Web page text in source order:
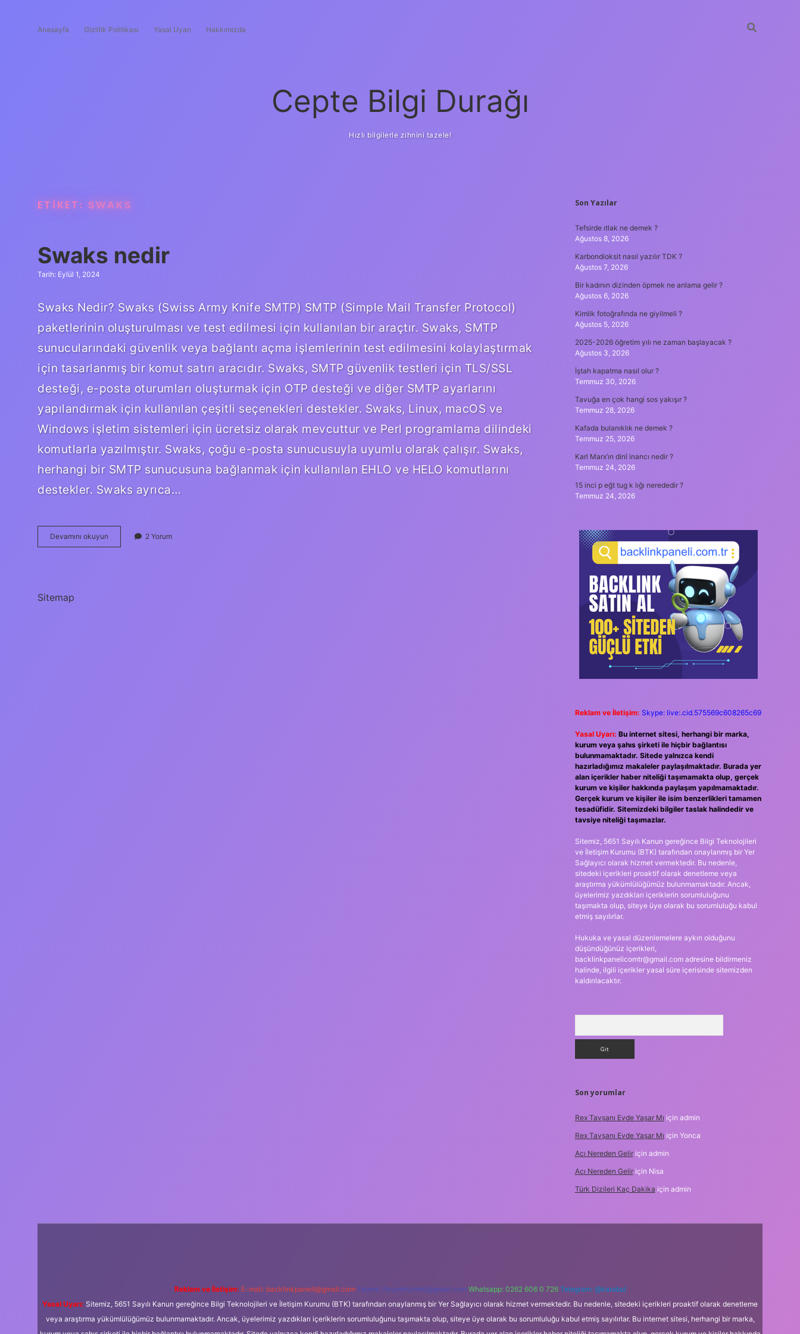
Anasayfa Gizlilik Politikası Yasal Uyarı Hakkımızda
Cepte Bilgi Durağı
Hızlı bilgilerle zihnini tazele!
ETIKET: SWAKS
Swaks nedir
Tarih: Eylül 1, 2024
Swaks Nedir? Swaks (Swiss Army Knife SMTP) SMTP (Simple Mail Transfer Protocol)
paketlerinin oluşturulması ve test edilmesi için kullanılan bir araçtır. Swaks, SMTP
sunucularındaki güvenlik veya bağlantı açma işlemlerinin test edilmesini kolaylaştırmak
için tasarlanmış bir komut satırı aracıdır. Swaks, SMTP güvenlik testleri için TLS/SSL
desteği, e-posta oturumları oluşturmak için OTP desteği ve diğer SMTP ayarlarını
yapılandırmak için kullanılan çeşitli seçenekleri destekler. Swaks, Linux, macOS ve
Windows işletim sistemleri için ücretsiz olarak mevcuttur ve Perl programlama dilindeki
komutlarla yazılmıştır. Swaks, çoğu e-posta sunucusuyla uyumlu olarak çalışır. Swaks,
herhangi bir SMTP sunucusuna bağlanmak için kullanılan EHLO ve HELO komutlarını
destekler. Swaks ayrıca…
Devamını okuyun
nedir
2 Yorum
Sitemap
SIDEBAR
Son Yazılar
Tefsirde ıtlak ne demek ?
Ağustos 8, 2026
Karbondioksit nasıl yazılır TDK ?
Ağustos 7, 2026
Bir kadının dizinden öpmek ne anlama gelir ?
Ağustos 6, 2026
Kimlik fotoğrafında ne giyilmeli ?
Ağustos 5, 2026
2025-2026 öğretim yılı ne zaman başlayacak ?
Ağustos 3, 2026
İştah kapatma nasıl olur ?
Temmuz 30, 2026
Tavuğa en çok hangi sos yakışır ?
Temmuz 28, 2026
Kafada bulanıklık ne demek ?
Temmuz 25, 2026
Karl Marx’ın dinî inancı nedir ?
Temmuz 24, 2026
15 inci p eğt tug k lığı nerededir ?
Temmuz 24, 2026
Reklam ve İletişim: Skype: live:.cid.575569c608265c69
Yasal Uyarı: Bu internet sitesi, herhangi bir marka,
kurum veya şahıs şirketi ile hiçbir bağlantısı
bulunmamaktadır. Sitede yalnızca kendi
hazırladığımız makaleler paylaşılmaktadır. Burada yer
alan içerikler haber niteliği taşımamakta olup, gerçek
kurum ve kişiler hakkında paylaşım yapılmamaktadır.
Gerçek kurum ve kişiler ile isim benzerlikleri tamamen
tesadüfidir. Sitemizdeki bilgiler taslak halindedir ve
tavsiye niteliği taşımazlar.
Sitemiz, 5651 Sayılı Kanun gereğince Bilgi Teknolojileri
ve İletişim Kurumu (BTK) tarafından onaylanmış bir Yer
Sağlayıcı olarak hizmet vermektedir. Bu nedenle,
sitedeki içerikleri proaktif olarak denetleme veya
araştırma yükümlülüğümüz bulunmamaktadır. Ancak,
üyelerimiz yazdıkları içeriklerin sorumluluğunu
taşımakta olup, siteye üye olarak bu sorumluluğu kabul
etmiş sayılırlar.
Hukuka ve yasal düzenlemelere aykırı olduğunu
düşündüğünüz içerikleri,
backlinkpanelicomtr@gmail.comadresine bildirmeniz
halinde, ilgili içerikler yasal süre içerisinde sitemizden
kaldırılacaktır.
Son yorumlar
Rex Tavşanı Evde Yaşar Mı için admin
Rex Tavşanı Evde Yaşar Mı için Yonca
Acı Nereden Geliriçin admin
Acı Nereden Geliriçin Nisa
Türk Dizileri Kaç Dakika için admin
Reklam ve İletişim: E-mail: backlinkpaneli@gmail.com Teams: forumhizmeti@gmail.com Whatsapp: 0262 606 0 726 Telegram: @karabul
Yasal Uyarı: Sitemiz, 5651 Sayılı Kanun gereğince Bilgi Teknolojileri ve İletişim Kurumu (BTK) tarafından onaylanmış bir Yer Sağlayıcı olarak hizmet vermektedir. Bu nedenle, sitedeki içerikleri proaktif olarak denetleme
veya araştırma yükümlülüğümüz bulunmamaktadır. Ancak, üyelerimiz yazdıkları içeriklerin sorumluluğunu taşımakta olup, siteye üye olarak bu sorumluluğu kabul etmiş sayılırlar. Bu internet sitesi, herhangi bir marka,